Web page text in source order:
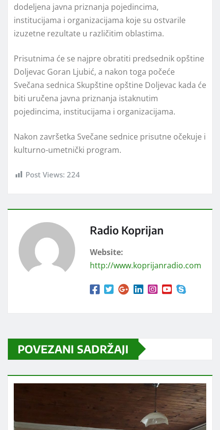
dodeljena javna priznanja pojedincima,
institucijama i organizacijama koje su ostvarile
izuzetne rezultate u različitim oblastima.
Prisutnima će se najpre obratiti predsednik opštine
Doljevac Goran Ljubić, a nakon toga počeće
Svečana sednica Skupštine opštine Doljevac kada će
biti uručena javna priznanja istaknutim
pojedincima, institucijama i organizacijama.
Nakon završetka Svečane sednice prisutne očekuje i
kulturno-umetnički program.
Post Views: 224
Radio Koprijan
Website:
http://www.koprijanradio.com
POVEZANI SADRŽAJI